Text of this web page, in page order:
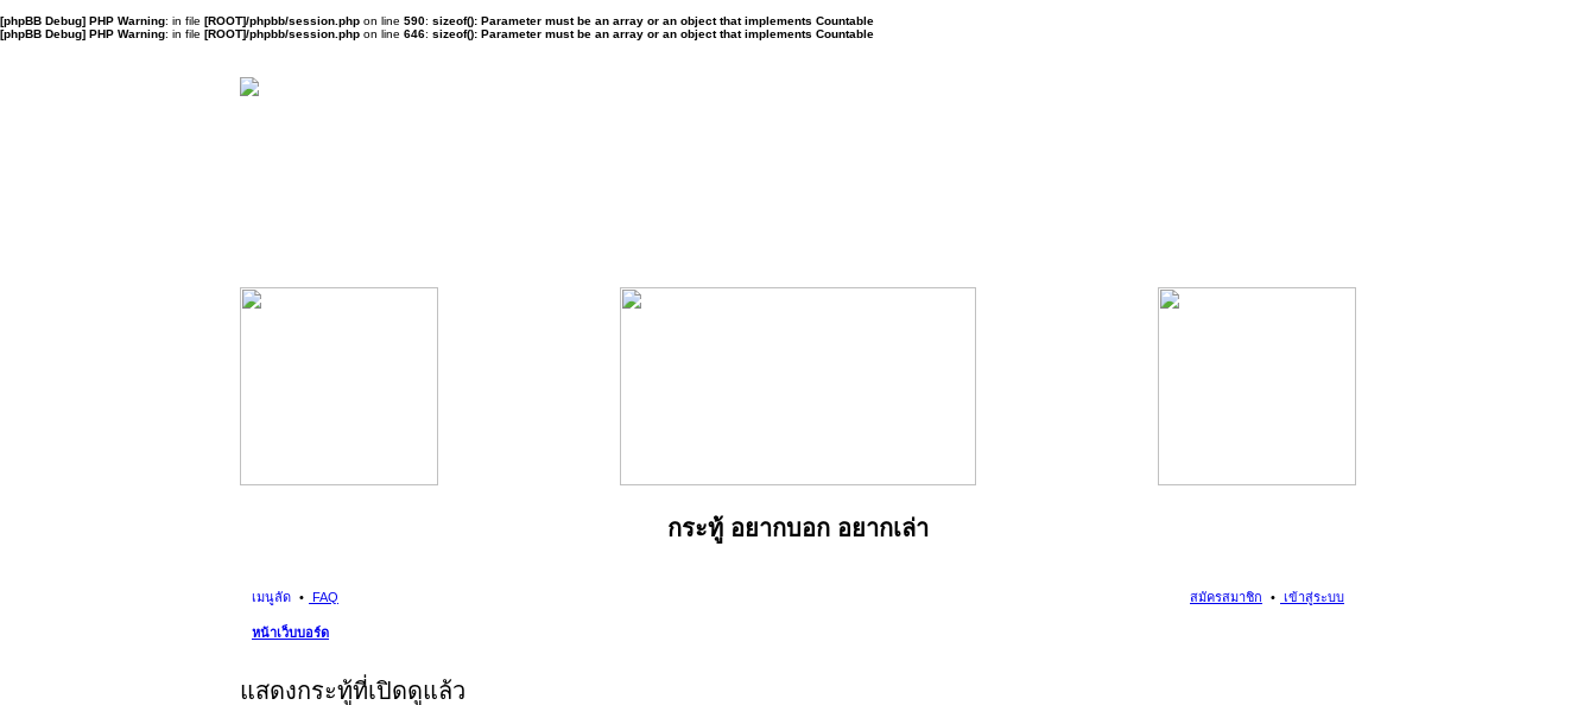
[phpBB Debug] PHP Warning: in file [ROOT]/phpbb/session.php on line 590: sizeof(): Parameter must be an array or an object that implements Countable
[phpBB Debug] PHP Warning: in file [ROOT]/phpbb/session.php on line 646: sizeof(): Parameter must be an array or an object that implements Countable
กระทู้ อยากบอก อยากเล่า
เมนูลัด FAQ เข้าสู่ระบบ
สมัครสมาชิก
หน้าเว็บบอร์ด
แสดงกระทู้ที่เปิดดูแล้ว